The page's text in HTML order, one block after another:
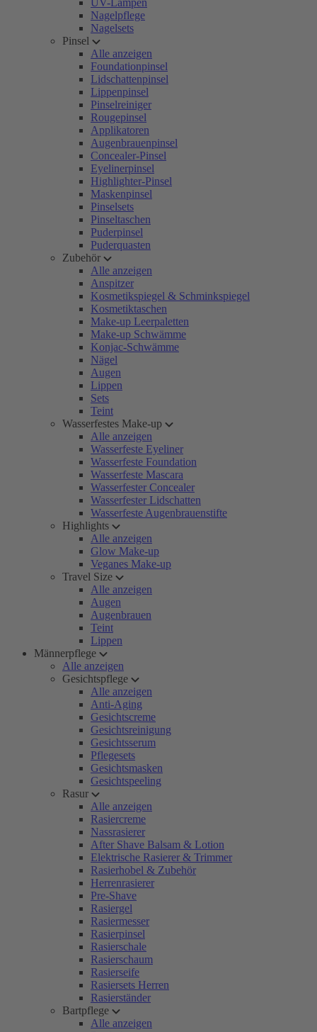
UV-Lampen
Nagelpflege
Nagelsets
Pinsel
Alle anzeigen
Foundationpinsel
Lidschattenpinsel
Lippenpinsel
Pinselreiniger
Rougepinsel
Applikatoren
Augenbrauenpinsel
Concealer-Pinsel
Eyelinerpinsel
Highlighter-Pinsel
Maskenpinsel
Pinselsets
Pinseltaschen
Puderpinsel
Puderquasten
Zubehör
Alle anzeigen
Anspitzer
Kosmetikspiegel & Schminkspiegel
Kosmetiktaschen
Make-up Leerpaletten
Make-up Schwämme
Konjac-Schwämme
Nägel
Augen
Lippen
Sets
Teint
Wasserfestes Make-up
Alle anzeigen
Wasserfeste Eyeliner
Wasserfeste Foundation
Wasserfeste Mascara
Wasserfester Concealer
Wasserfester Lidschatten
Wasserfeste Augenbrauenstifte
Highlights
Alle anzeigen
Glow Make-up
Veganes Make-up
Travel Size
Alle anzeigen
Augen
Augenbrauen
Teint
Lippen
Männerpflege
Alle anzeigen
Gesichtspflege
Alle anzeigen
Anti-Aging
Gesichtscreme
Gesichtsreinigung
Gesichtsserum
Pflegesets
Gesichtsmasken
Gesichtspeeling
Rasur
Alle anzeigen
Rasiercreme
Nassrasierer
After Shave Balsam & Lotion
Elektrische Rasierer & Trimmer
Rasierhobel & Zubehör
Herrenrasierer
Pre-Shave
Rasiergel
Rasiermesser
Rasierpinsel
Rasierschale
Rasierschaum
Rasierseife
Rasiersets Herren
Rasierständer
Bartpflege
Alle anzeigen